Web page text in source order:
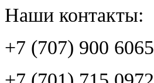
Наши контакты:
+7 (707) 900 6065